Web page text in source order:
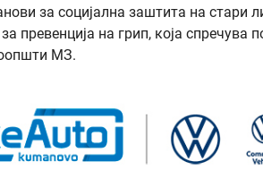
за социјална заштита на стари
превенција на грип, која
МЗ.